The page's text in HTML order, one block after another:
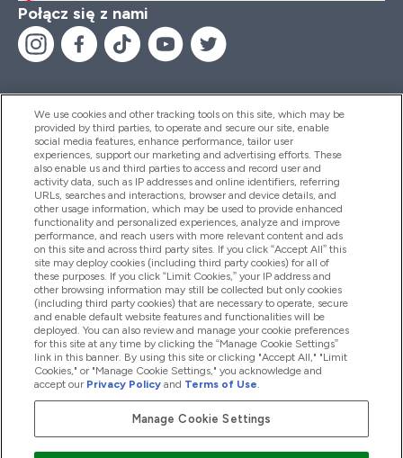
Połącz się z nami
Pomoc I Informacja
Produkty
Informacje O Firmie
Okazje W Myprotein
2026 The Hut.com Ltd
We use cookies and other tracking tools on this site, which may be
provided by third parties, to operate and secure our site, enable
social media features, enhance performance, tailor user
experiences, support our marketing and advertising efforts. These
also enable us and third parties to access and record user and
activity data, such as IP addresses and online identifiers, referring
URLs, searches and interactions, browser and device details, and
other usage information, which may be used to provide enhanced
functionality and personalized experiences, analyze and improve
performance, and reach users with more relevant content and ads
on this site and across third party sites. If you click “Accept All” this
site may deploy cookies (including third party cookies) for all of
these purposes. If you click “Limit Cookies,” your IP address and
other browsing information may still be collected but only cookies
(including third party cookies) that are necessary to operate, secure
and enable default website features and functionalities will be
deployed. You can also review and manage your cookie preferences
for this site at any time by clicking the “Manage Cookie Settings”
link in this banner. By using this site or clicking "Accept All," "Limit
Cookies," or "Manage Cookie Settings," you acknowledge and
accept our Privacy Policy and Terms of Use.
Manage Cookie Settings